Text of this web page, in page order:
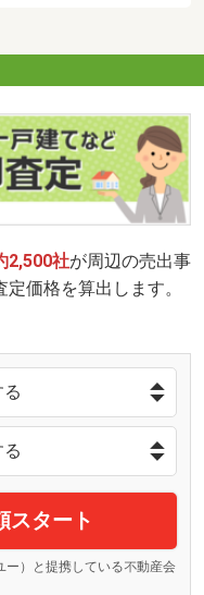
2,500社が周辺の売出事
価格を算出します。
スタート
ー）と提携している不動産会